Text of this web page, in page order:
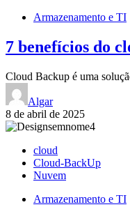
Armazenamento e TI
7 benefícios do
Cloud Backup é uma
Algar
8 de abril de 2025
cloud
Cloud-BackUp
Nuvem
Armazenamento e TI